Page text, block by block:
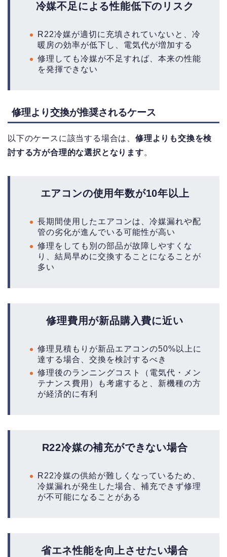
冷媒不足による性能低下のリスク
R22冷媒が適切に充填されていないと、冷
暖房の効率が低下し、電気代が増加する
修理しても冷媒が不足すれば、本来の性能
を発揮できない
修理より交換が推奨されるケース
以下のケースに該当する場合は、 修理よりも交換を検
討する方が合理的な選択となります。
エアコンの使用年数が10年以上
長期間使用したエアコンは、冷媒漏れや配
管の劣化が進んでいる可能性が高い
修理をしても別の部品が故障しやすくな
り、結局早めに交換することになることが
多い
修理費用が新品購入費に近い
修理見積もりが新品エアコンの50%以上に
達する場合、交換を検討するべき
修理後のランニングコスト（電気代・メン
テナンス費用）も考慮すると、新機種の方
が経済的に有利
R22冷媒の補充ができない場合
R22冷媒の供給が難しくなっているため、
冷媒漏れが発生した場合、補充できず修理
が不可能になることがある
省エネ性能を向上させたい場合